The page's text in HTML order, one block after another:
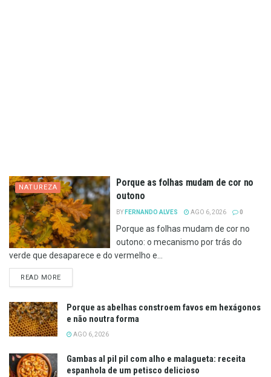
NATUREZA
Porque as folhas mudam de cor no
outono
BY FERNANDO ALVES AGO 6, 2026 0
Porque as folhas mudam de cor no
outono: o mecanismo por trás do
verde que desaparece e do vermelho e...
READ MOREDETAILS
Porque as abelhas constroem favos em hexágonos
e não noutra forma
AGO 6, 2026
Gambas al pil pil com alho e malagueta: receita
espanhola de um petisco delicioso